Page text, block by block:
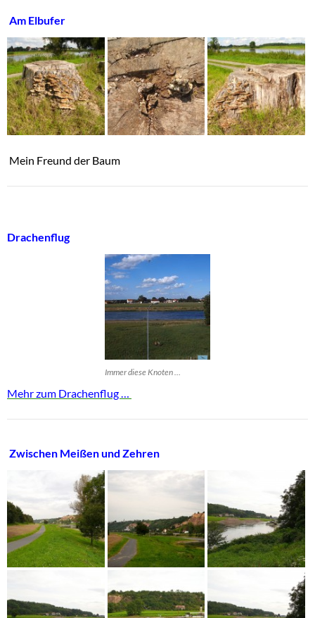
Am Elbufer
Mein Freund der Baum
Drachenflug
Immer diese Knoten …
Mehr zum Drachenflug …
Zwischen Meißen und Zehren